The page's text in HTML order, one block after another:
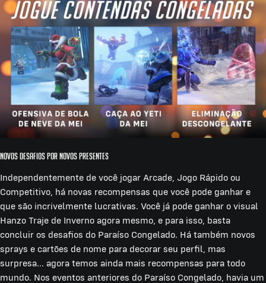
Novos Desafios por Novos Presentes
Independentemente de você jogar Arcade, Jogo Rápido ou
Competitivo, há novas recompensas que você pode ganhar e
que são incrivelmente lucrativas. Você já pode ganhar o visual
Hanzo Traje de Inverno agora mesmo, e para isso, basta
concluir os desafios do Paraíso Congelado. Há também novos
sprays e cartões de nome para decorar seu perfil, mas
surpresa... agora temos ainda mais recompensas para todo
mundo. Nos eventos anteriores do Paraíso Congelado, havia um